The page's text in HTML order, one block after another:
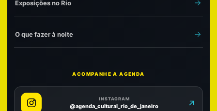
Exposições no Rio
O que fazer à noite
ACOMPANHE A AGENDA
INSTAGRAM
@agenda_cultural_rio_de_janeiro